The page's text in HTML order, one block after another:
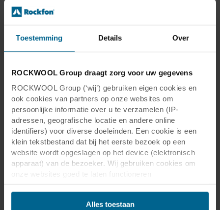
Toestemming Details Over
ROCKWOOL Group draagt zorg voor uw gegevens
ROCKWOOL Group (‘wij’) gebruiken eigen cookies en
ook cookies van partners op onze websites om
persoonlijke informatie over u te verzamelen (IP-
adressen, geografische locatie en andere online
identifiers) voor diverse doeleinden. Een cookie is een
klein tekstbestand dat bij het eerste bezoek op een
website wordt opgeslagen op het device (elektronisch
apparaat) van de bezoeker. Wij gebruiken cookies om
(‘Noodzakelijke’), om uw instellingen te onthouden en uw
gebruikerservaring te verbeteren (‘Functionele’), om uw
gedrag te analyseren en op basis daarvan de websites te
Alles toestaan
Het uiterlijk van het ontwerp spreekt ons meest
voor de hand liggende gevoel aan. Hoe het
het gebruik van natuurlijke elementen zullen
onze stemming, productiviteit en welzijn
zorgvuldige afweging omdat het een gewenste
respons stimuleert, waarbijkleureneen van de
belangrijkste componenten zijn om het
interieur te koppelen aan een merk of een
specifieke emotie. Het roept bepaalde
stemmingen op die aansluiten bij de
esthetische visie en het ontworpen gevoel van
de ruimte.